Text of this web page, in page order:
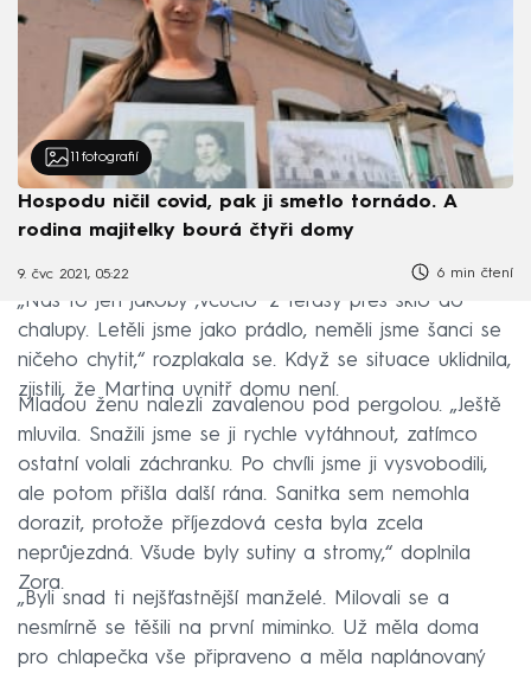
11 fotografií
Hospodu ničil covid, pak ji smetlo tornádo. A
rodina majitelky bourá čtyři domy
9. čvc 2021, 05:22 6 min čtení
„Nás to jen jakoby ‚vcuclo‘ z terasy přes sklo do
chalupy. Letěli jsme jako prádlo, neměli jsme šanci se
ničeho chytit,“ rozplakala se. Když se situace uklidnila,
zjistili, že Martina uvnitř domu není.
Mladou ženu nalezli zavalenou pod pergolou. „Ještě
mluvila. Snažili jsme se ji rychle vytáhnout, zatímco
ostatní volali záchranku. Po chvíli jsme ji vysvobodili,
ale potom přišla další rána. Sanitka sem nemohla
dorazit, protože příjezdová cesta byla zcela
neprůjezdná. Všude byly sutiny a stromy,“ doplnila
Zora.
„Byli snad ti nejšťastnější manželé. Milovali se a
nesmírně se těšili na první miminko. Už měla doma
pro chlapečka vše připraveno a měla naplánovaný